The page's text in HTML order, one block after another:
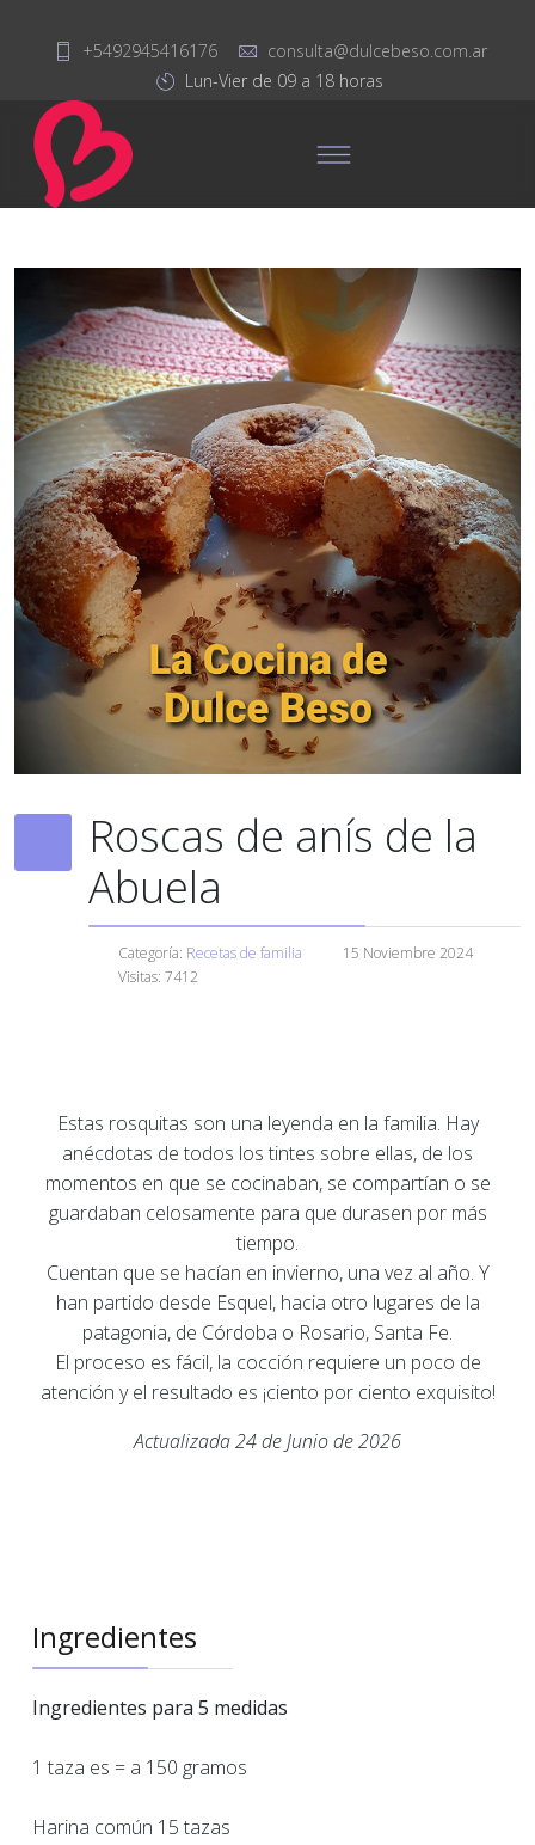
+5492945416176
consulta@dulcebeso.com.ar
Lun-Vier de 09 a 18 horas
Roscas de anís de la
Abuela
Categoría: Recetas de familia
15 Noviembre 2024
Visitas: 7412
Estas rosquitas son una leyenda en la familia. Hay
anécdotas de todos los tintes sobre ellas, de los
momentos en que se cocinaban, se compartían o se
guardaban celosamente para que durasen por más
tiempo.
Cuentan que se hacían en invierno, una vez al año. Y
han partido desde Esquel, hacia otro lugares de la
patagonia, de Córdoba o Rosario, Santa Fe.
El proceso es fácil, la cocción requiere un poco de
atención y el resultado es ¡ciento por ciento exquisito!
Actualizada 24 de Junio de 2026
Ingredientes
Ingredientes para 5 medidas
1 taza es = a 150 gramos
Harina común 15 tazas